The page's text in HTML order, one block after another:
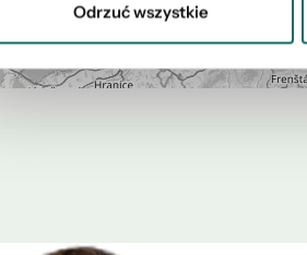
Odrzuć wszystkie